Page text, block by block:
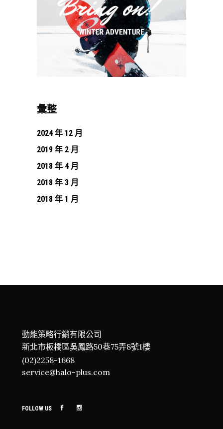
彙整
2024 年 12 月
2019 年 2 月
2018 年 4 月
2018 年 3 月
2018 年 1 月
動能策略行銷有限公司
新北市板橋區吳鳳路50巷75弄8號1樓
(02)2258-1668
service@halo-plus.com
FOLLOW US